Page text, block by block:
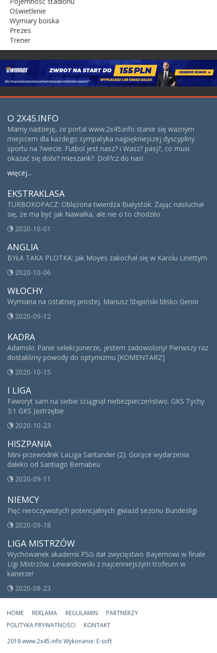
Oświetlenie
Wymiary boiska
Prezes
Trener
O 2X45.INFO
Mamy nadzieję, że portal www.2x45.info stanie się ważnym
miejscem dla każdego sympatyka najpiękniejszej dyscypliny
sportu na ?wiecie. Futbol jest nasz? i Wasz? pasj?, co musi
okazać się dobr? mieszank?. Doł?cz do nas!
więcej...
EKSTRAKLASA
TURBOKOPACZ: Oblężona twierdza Białystok. Zając nasłuchał
się, że ma być jak Nawałka, ale nie o to chodziło
2020-10-01
ANGLIA
BYŁA TAKA PLOTKA: Jak Moyes zakochał się w Karolu Linettym
2020-10-06
WŁOCHY
Wymiana na ostatniej prostej. Mariusz Stępiński blisko Genoi
2020-09-12
KADRA
Adamski: Panie selekcjonerze, jestem zadowolony! Pierwszy raz
dostaliśmy powody do optymizmu [KOMENTARZ]
2020-10-15
I LIGA
Faworyt sam na siebie ściągnął niebezpieczeństwo. GKS Tychy
3:1 GKS Jastrzębie
2020-10-23
HISZPANIA
Mini-przewodnik LaLiga Santander (2): Gorące wydarzenia
daleko od Santiago Bernabeu
2020-09-11
NIEMCY
Pięć nieoczywistych potencjalnych gwiazd sezonu Bundesligi
2020-09-18
LIGA MISTRZÓW
Wychowanek akademii PSG dał zwycięstwo Bayernowi w finale
Ligi Mistrzów. Lewandowski z najcenniejszym trofeum w
karierze!
2020-08-23
HOME REKLAMA REGULAMIN
PARTNERZY
POLITYKA PRYWATNOŚCI
KONTAKT
2018 www.2x45.info Wykonanie: E-soft